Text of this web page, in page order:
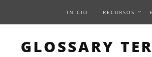
INICIO RECURSOS
GLOSSARY